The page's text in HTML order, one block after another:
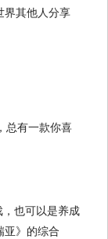
界其他人分享
，也可以是养成
亚》的综合